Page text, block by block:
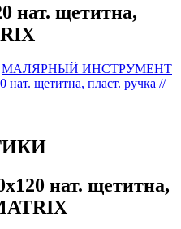
нат. щетитна,
МАЛЯРНЫЙ ИНСТРУМЕНТ
щетитна, пласт. ручка //
нат. щетитна,